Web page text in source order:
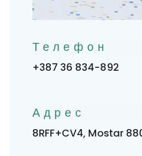
Телефон
+387 36 834-892
Адрес
8RFF+CV4, Mostar